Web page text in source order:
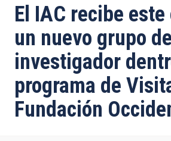
de
ayuda
a
la
navegación
El IAC recibe este
un nuevo grupo
investigador
programa de
Fundación